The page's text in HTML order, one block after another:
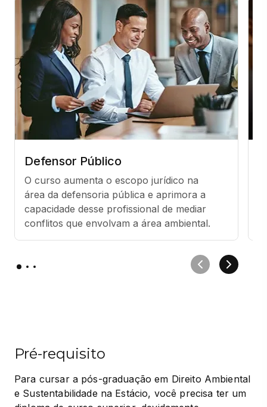
Defensor Público
O curso aumenta o escopo jurídico na
área da defensoria pública e aprimora a
capacidade desse profissional de mediar
conflitos que envolvam a área ambiental.
Pré-requisito
Para cursar a pós-graduação em Direito Ambiental
e Sustentabilidade na Estácio, você precisa ter um